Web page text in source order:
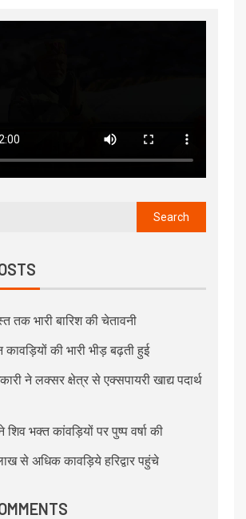
तक भारी बारिश की चेतावनी
कावड़ियों की भारी भीड़ बढ़ती हुई
ने लक्सर क्षेत्र से एक्सपायरी खाद्य पदार्थ
शिव भक्त कांवड़ियों पर पुष्प वर्षा की
से अधिक कावड़िये हरिद्वार पहुंचे